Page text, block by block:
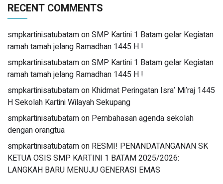
RECENT COMMENTS
smpkartinisatubatamonSMP Kartini 1 Batam gelar Kegiatan
ramah tamah jelang Ramadhan 1445 H !
smpkartinisatubatamonSMP Kartini 1 Batam gelar Kegiatan
ramah tamah jelang Ramadhan 1445 H !
smpkartinisatubatamon Khidmat Peringatan Isra’ Mi’raj 1445
H Sekolah Kartini Wilayah Sekupang
smpkartinisatubatamon Pembahasan agenda sekolah
dengan orangtua
smpkartinisatubatamon RESMI! PENANDATANGANAN SK
KETUA OSIS SMP KARTINI 1 BATAM 2025/2026:
LANGKAH BARU MENUJU GENERASI EMAS